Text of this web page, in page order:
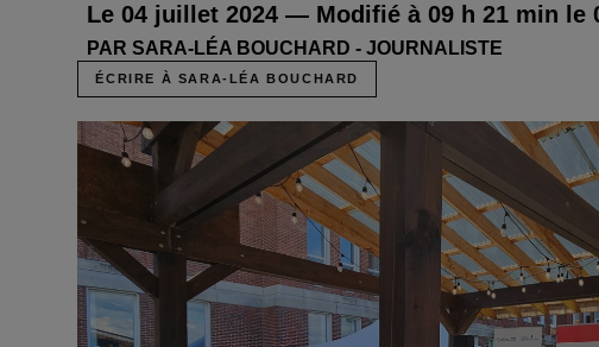
Le 04 juillet 2024 — Modifié à 09 h 21 min le
PAR SARA-LÉA BOUCHARD - JOURNALISTE
ÉCRIRE À SARA-LÉA BOUCHARD